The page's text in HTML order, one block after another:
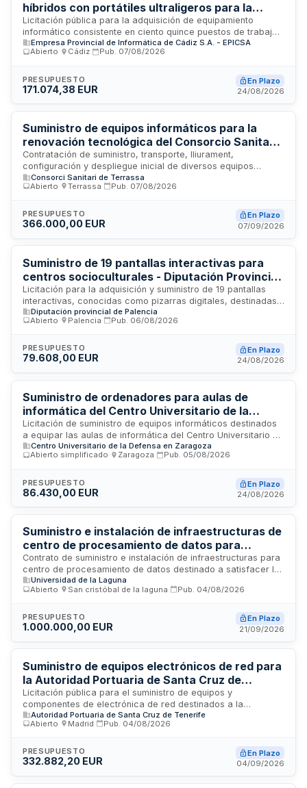
garantizando una respuesta ágil a las necesidades variables
de la entidad derivadas de la evolución de proyectos,
incorporación de personal y exigencias técnicas.
híbridos con portátiles ultraligeros para la
Diputación de Cádiz
Licitación pública para la adquisición de equipamiento
informático consistente en ciento quince puestos de trabajo
híbridos equipados con portátiles ultraligeros. La Diputación
de Cádiz requiere estos equipos para su uso interno en las
único con un plazo de ejecución de treinta días desde la
firma del acuerdo y entrega en la sede de EPICSA en Cádiz.
Empresa Provincial de Informática de Cádiz S.A. - EPICSA
Abierto
Cádiz Pub. 07/08/2026
PRESUPUESTO
171.074,38 EUR
En Plazo
24/08/2026
Suministro de equipos informáticos para la
renovación tecnológica del Consorcio Sanitario
de Terrassa
Contratación de suministro, transporte, lliurament,
configuración y despliegue inicial de diversos equipos
informáticos destinados a la renovación y ampliación del
parque tecnológico del Consorcio Sanitario de Terrassa. La
que permita una prestación eficiente de los servicios
asistenciales y administrativos, contribuyendo a la mejora de
Se sustituye equipamiento informático obsoleto mediante
procedimiento abierto y trámite ordinario.
Consorci Sanitari de Terrassa
Abierto
Terrassa Pub. 07/08/2026
PRESUPUESTO
366.000,00 EUR
En Plazo
07/09/2026
Suministro de 19 pantallas interactivas para
centros socioculturales - Diputación Provincial
de Palencia
Licitación para la adquisición y suministro de 19 pantallas
interactivas, conocidas como pizarras digitales, destinadas
a equipar centros socioculturales ubicados en el área
funcional Vega Valdavia de Palencia. El proyecto forma parte
cofinanciación europea a través del Fondo Europeo de
Desarrollo Regional para el período de programación 2021-
garantía de los equipos.
Diputación provincial de Palencia
Abierto
Palencia Pub. 06/08/2026
PRESUPUESTO
79.608,00 EUR
En Plazo
24/08/2026
Suministro de ordenadores para aulas de
informática del Centro Universitario de la
Defensa de la Academia General Militar
Licitación de suministro de equipos informáticos destinados
a equipar las aulas de informática del Centro Universitario de
la Defensa de la Academia General Militar. El contrato
comprende la adquisición, entrega y transporte de los
en el pliego de prescripciones técnicas particulares.
Centro Universitario de la Defensa en Zaragoza
Abierto simplificado
Zaragoza Pub. 05/08/2026
PRESUPUESTO
86.430,00 EUR
En Plazo
24/08/2026
Suministro e instalación de infraestructuras de
centro de procesamiento de datos para
servicios de tecnología de la información de la
Universidad de La Laguna
Contrato de suministro e instalación de infraestructuras para
centro de procesamiento de datos destinado a satisfacer las
necesidades tecnológicas de la Universidad de La Laguna. El
contrato incluye la adquisición de equipos y componentes
La ejecución se estructura conforme a lo especificado en el
pliego de prescripciones técnicas, pudiendo fraccionarse en
particular. El régimen jurídico aplicable corresponde a
contratación administrativa de suministros.
Universidad de la Laguna
Abierto
San cristóbal de la laguna Pub. 04/08/2026
PRESUPUESTO
1.000.000,00 EUR
En Plazo
21/09/2026
Suministro de equipos electrónicos de red para
la Autoridad Portuaria de Santa Cruz de
Tenerife
Licitación pública para el suministro de equipos y
componentes de electrónica de red destinados a la
Autoridad Portuaria de Santa Cruz de Tenerife. El contrato se
rige por la Ley 9/2017 de Contratos del Sector Público y
adjudicación específicos. Las proposiciones se evaluarán
conforme a los criterios establecidos en el cuadro de
evaluables mediante fórmulas como aspectos no
Autoridad Portuaria de Santa Cruz de Tenerife
Abierto
Madrid Pub. 04/08/2026
PRESUPUESTO
332.882,20 EUR
En Plazo
04/09/2026